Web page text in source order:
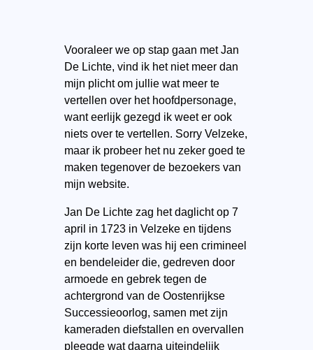
Vooraleer we op stap gaan met Jan
De Lichte, vind ik het niet meer dan
mijn plicht om jullie wat meer te
vertellen over het hoofdpersonage,
want eerlijk gezegd ik weet er ook
niets over te vertellen. Sorry Velzeke,
maar ik probeer het nu zeker goed te
maken tegenover de bezoekers van
mijn website.
Jan De Lichte zag het daglicht op 7
april in 1723 in Velzeke en tijdens
zijn korte leven was hij een crimineel
en bendeleider die, gedreven door
armoede en gebrek tegen de
achtergrond van de Oostenrijkse
Successieoorlog, samen met zijn
kameraden diefstallen en overvallen
pleegde wat daarna uiteindelijk